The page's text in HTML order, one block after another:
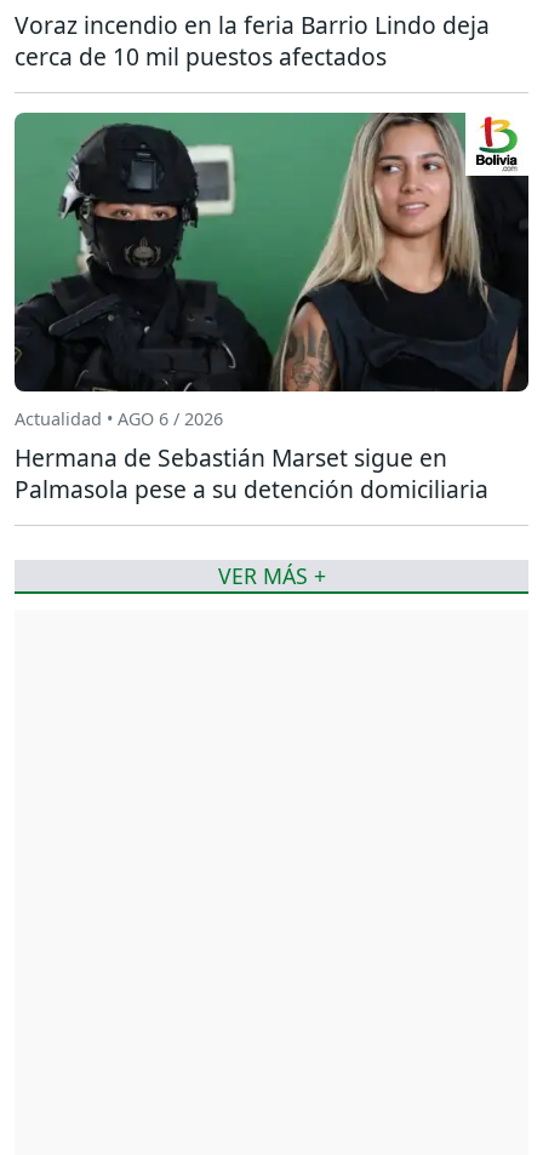
Voraz incendio en la feria Barrio Lindo deja
cerca de 10 mil puestos afectados
Actualidad • AGO 6 / 2026
Hermana de Sebastián Marset sigue en
Palmasola pese a su detención domiciliaria
VER MÁS +